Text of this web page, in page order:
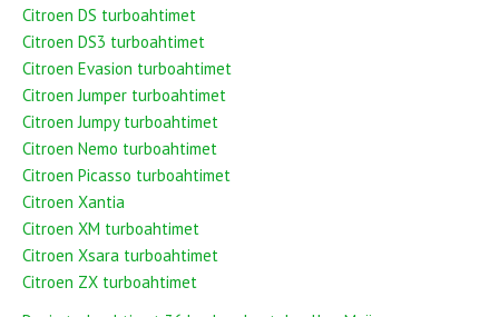
Citroen DS turboahtimet
Citroen DS3 turboahtimet
Citroen Evasion turboahtimet
Citroen Jumper turboahtimet
Citroen Jumpy turboahtimet
Citroen Nemo turboahtimet
Citroen Picasso turboahtimet
Citroen Xantia
Citroen XM turboahtimet
Citroen Xsara turboahtimet
Citroen ZX turboahtimet